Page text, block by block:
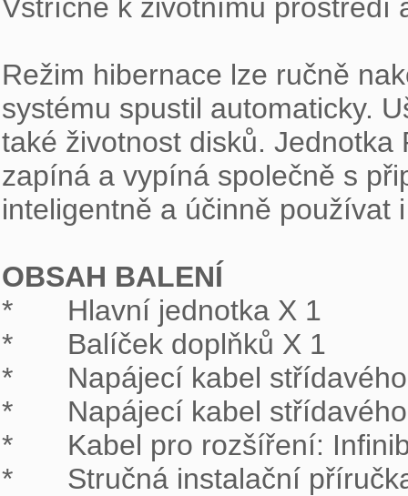
Vstřícné k životnímu prostředí
Režim hibernace lze ručně
systému spustil automaticky.
také životnost disků.
zapíná a vypíná společně s
inteligentně a účinně používat
OBSAH BALENÍ
*	Hlavní jednotka X 1
*	Balíček doplňků X 1
*	Napájecí kabel střídavého napětí X 1
*	Napájecí kabel střídavého napětí X 2 (pro model RP)
*	Kabel pro rozšíření: Infiniband X 1
*	Stručná instalační příručka X 1